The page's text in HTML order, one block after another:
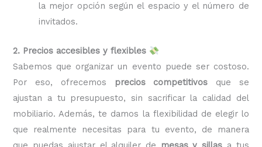
la mejor opción según el espacio y el número de
invitados.
2. Precios accesibles y flexibles
Sabemos que organizar un evento puede ser costoso.
Por eso, ofrecemos
precios competitivos que se
ajustan a tu presupuesto, sin sacrificar la calidad del
mobiliario. Además, te damos la flexibilidad de elegir lo
que realmente necesitas para tu evento, de manera